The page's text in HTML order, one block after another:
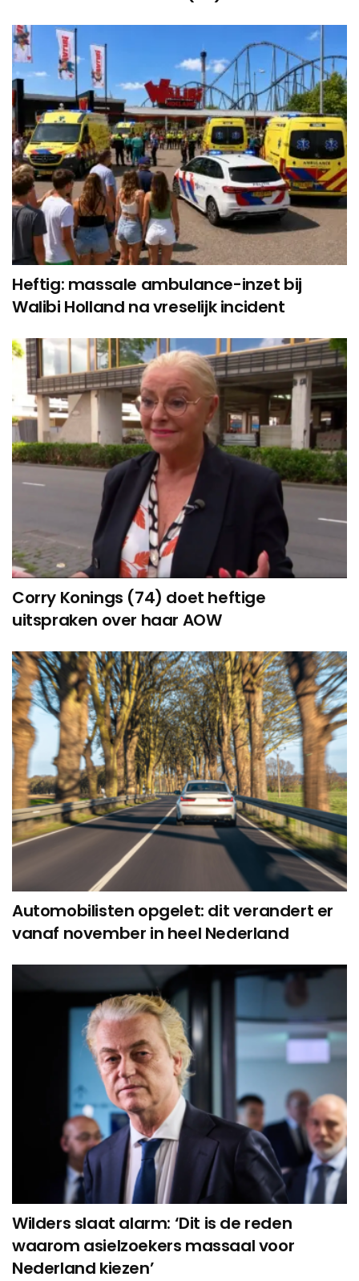
Heftig: massale ambulance-inzet bij
Walibi Holland na vreselijk incident
Corry Konings (74) doet heftige
uitspraken over haar AOW
Automobilisten opgelet: dit verandert er
vanaf november in heel Nederland
Wilders slaat alarm: ‘Dit is de reden
waarom asielzoekers massaal voor
Nederland kiezen’